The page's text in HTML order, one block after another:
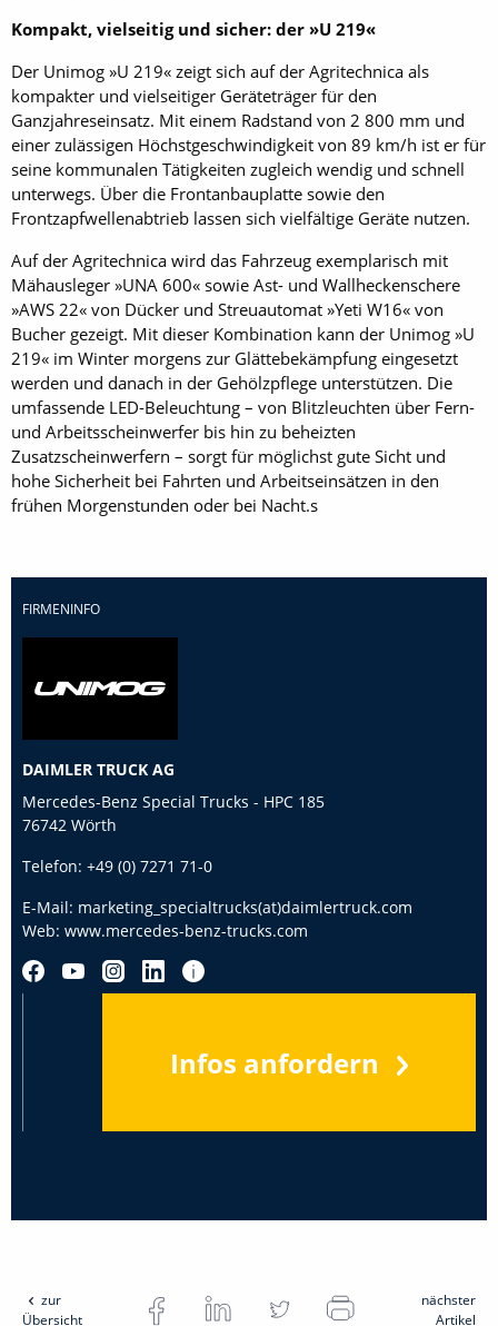
Kompakt, vielseitig und sicher: der »U 219«
Der Unimog »U 219« zeigt sich auf der Agritechnica als
kompakter und vielseitiger Geräteträger für den
Ganzjahreseinsatz. Mit einem Radstand von 2 800 mm und
einer zulässigen Höchstgeschwindigkeit von 89 km/h ist er für
seine kommunalen Tätigkeiten zugleich wendig und schnell
unterwegs. Über die Frontanbauplatte sowie den
Frontzapfwellenabtrieb lassen sich vielfältige ­Geräte nutzen.
Auf der Agritechnica wird das Fahrzeug exemplarisch mit
Mähausleger »UNA 600« sowie Ast- und Wallheckenschere
»AWS 22« von Dücker und Streuautomat »Yeti W16« von
Bucher gezeigt. Mit dieser Kombination kann der Unimog »U
219« im Winter morgens zur Glättebekämpfung eingesetzt
werden und danach in der Gehölzpflege unterstützen. Die
umfassende LED-Beleuchtung – von Blitzleuchten über Fern-
und Arbeitsscheinwerfer bis hin zu beheizten
Zusatzscheinwerfern – sorgt für möglichst gute Sicht und
hohe Sicherheit bei Fahrten und Arbeitseinsätzen in den
frühen Morgenstunden oder bei Nacht.s
FIRMENINFO
DAIMLER TRUCK AG
Mercedes-Benz Special Trucks - HPC 185
76742 Wörth
Telefon: +49 (0) 7271 71-0
E-Mail: marketing_specialtrucks(at)daimlertruck.com
Web: www.mercedes-benz-trucks.com
Infos anfordern
zur
Übersicht
nächster
Artikel